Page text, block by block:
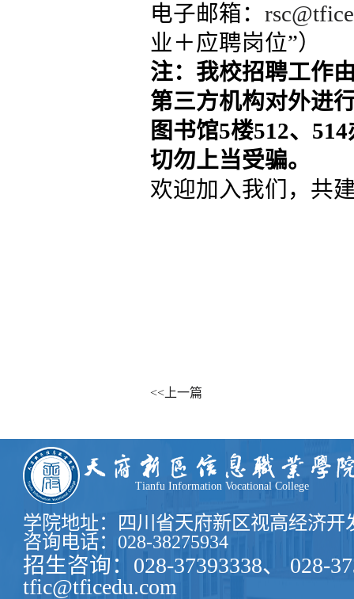
电子邮箱：
业＋应聘岗位”）
注：我校招聘工作
第三方机构对外进
图书馆5楼512、
切勿上当受骗。
欢迎加入我们，共
<<上一篇
Tianfu Information Vocational College
学院地址：四川省天府新区视高经济开
咨询电话：028-38275934
招生咨询：028-37393338、 028-
tfic@tficedu.com